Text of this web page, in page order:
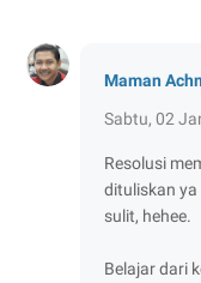
Maman
Sabtu, 02
Resolusi
dituliskan
sulit, hehee.
Belajar dari